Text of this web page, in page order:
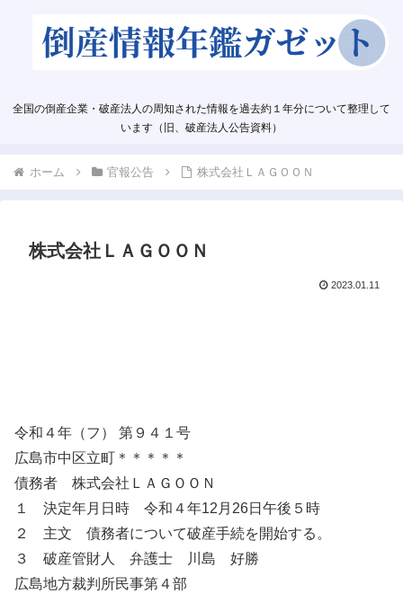
全国の倒産企業・破産法人の周知された情報を過去約１年分について整理して
います（旧、破産法人公告資料）
ホーム 官報公告 株式会社ＬＡＧＯＯＮ
株式会社ＬＡＧＯＯＮ
2023.01.11
令和４年（フ） 第９４１号
広島市中区立町＊＊＊＊＊
債務者 株式会社ＬＡＧＯＯＮ
１ 決定年月日時 令和４年12月26日午後５時
２ 主文 債務者について破産手続を開始する。
３ 破産管財人 弁護士 川島 好勝
広島地方裁判所民事第４部